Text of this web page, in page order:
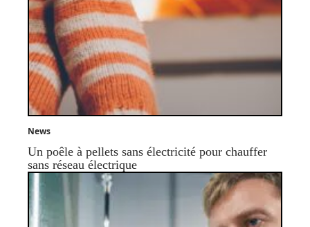
News
Un poêle à pellets sans électricité pour chauffer
sans réseau électrique